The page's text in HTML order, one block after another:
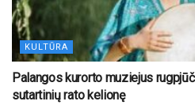
KULTŪRA
Palangos kurorto muziejus
sutartinių rato kelionę